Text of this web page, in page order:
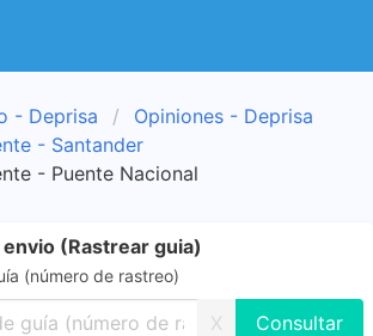
- Deprisa
Opiniones - Deprisa
- Santander
- Puente Nacional
(Rastrear guia)
(número de rastreo)
X